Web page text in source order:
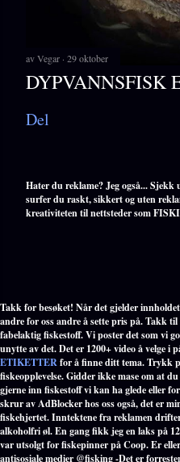
avVegar 29 oktober
DYPVANNSFISK
Del
Hater du reklame? Jeg også... Sjekk
surfer du raskt, sikkert og uten
kreativiteten til nettsteder som
Takk for besøket! Når det gjelder
andre for oss andre å sette pris på. Takk
fabelaktig fiskestoff. Vi poster det som vi
unytte av det. Det er 1200+ video å velge i
ETIKETTERfor å finne ditt tema. Trykk
fiskeopplevelse. Gidder ikke mase om at
gjerne inn fiskestoff vi kan ha glede eller
skrur av AdBlocker hos oss også, det er
fiskehjertet. Inntektene fra reklamen
alkoholfri øl. En gang fikk jeg en laks på
var utsolgt for fiskepinner på Coop. Er
antisosiale medier @fisking -Det er